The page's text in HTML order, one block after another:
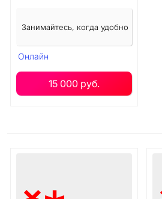
Занимайтесь, когда удобно
Онлайн
15 000 руб.